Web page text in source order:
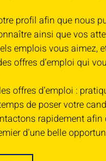
profil afin que nous
ainsi que vos
emplois vous aimez,
offres d’emploi qui
offres d’emploi :
de poser votre
rapidement afin
d'une belle